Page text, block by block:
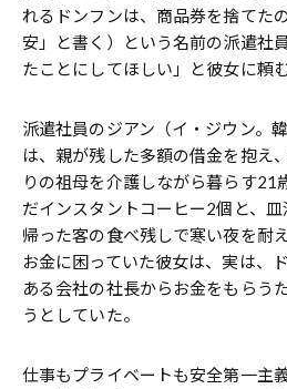
れるドンフンは、商品券を捨てた
安」と書く）という名前の派遣社
たことにしてほしい」と彼女に頼む
派遣社員のジアン（イ・ジウン。
は、親が残した多額の借金を抱え
りの祖母を介護しながら暮らす21
だインスタントコーヒー2個と、
帰った客の食べ残しで寒い夜を耐
お金に困っていた彼女は、実は、
ある会社の社長からお金をもらう
うとしていた。
仕事もプライベートも安全第一主